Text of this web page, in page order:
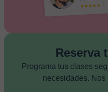
Reserva
Programa tus clases
necesidades. Nos